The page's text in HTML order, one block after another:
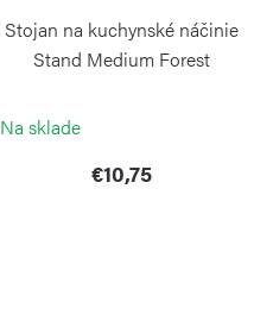
Stojan na kuchynské náčinie
Stand Medium Forest
Na sklade
€10,75